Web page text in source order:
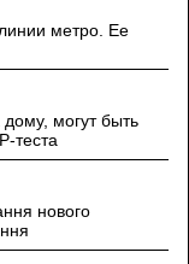
метро. Ее
могут быть
теста
нового